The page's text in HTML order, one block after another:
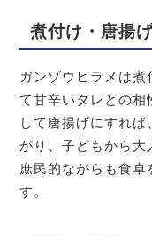
煮付け・唐揚
ガンゾウヒラメは
て甘辛いタレとの相
して唐揚げにすれ
がり、子どもから大
庶民的ながらも食卓
す。